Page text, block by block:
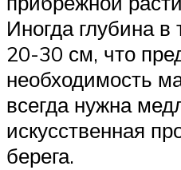
Иногда глубина в
20-30 см, что
необходимость
всегда нужна
искусственная
берега.